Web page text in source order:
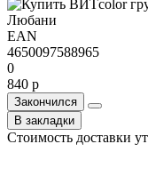
EAN
4650097588965
0
840 р
Закончился
В закладки
Стоимость доставки